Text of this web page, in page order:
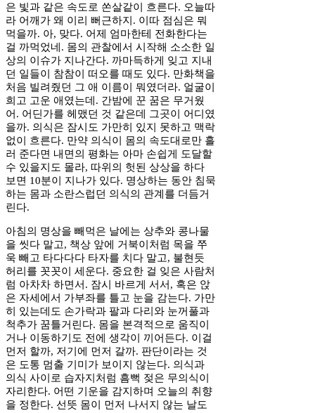
은 빛과 같은 속도로 쏜살같이 흐른다. 오늘따
라 어깨가 왜 이리 뻐근하지. 이따 점심은 뭐
먹을까. 아, 맞다. 어제 엄마한테 전화한다는
걸 까먹었네. 몸의 관찰에서 시작해 소소한 일
상의 이슈가 지나간다. 까마득하게 잊고 지내
던 일들이 참참이 떠오를 때도 있다. 만화책을
처음 빌려줬던 그 애 이름이 뭐였더라. 얼굴이
희고 고운 애였는데. 간밤에 꾼 꿈은 무거웠
어. 어딘가를 헤맸던 것 같은데 그곳이 어디였
을까. 의식은 잠시도 가만히 있지 못하고 맥락
없이 흐른다. 만약 의식이 몸의 속도대로만 흘
러 준다면 내면의 평화는 아마 손쉽게 도달할
수 있을지도 몰라, 따위의 헛된 상상을 하다
보면 10분이 지나가 있다. 명상하는 동안 침묵
하는 몸과 소란스럽던 의식의 관계를 더듬거
린다.
아침의 명상을 빼먹은 날에는 상추와 콩나물
을 씻다 말고, 책상 앞에 거북이처럼 목을 쭈
욱 빼고 타다다다 타자를 치다 말고, 불현듯
허리를 꼿꼿이 세운다. 중요한 걸 잊은 사람처
럼 아차차 하면서. 잠시 바르게 서서, 혹은 앉
은 자세에서 가부좌를 틀고 눈을 감는다. 가만
히 있는데도 손가락과 팔과 다리와 눈꺼풀과
척추가 꿈틀거린다. 몸을 본격적으로 움직이
거나 이동하기도 전에 생각이 끼어든다. 이걸
먼저 할까, 저기에 먼저 갈까. 판단이라는 것
은 도통 멈출 기미가 보이지 않는다. 의식과
의식 사이로 습자지처럼 흠뻑 젖은 무의식이
자리한다. 어떤 기운을 감지하며 오늘의 취향
을 정한다. 선뜻 몸이 먼저 나서지 않는 날도